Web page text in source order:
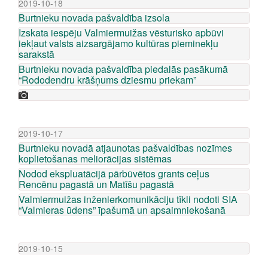
2019-10-18
Burtnieku novada pašvaldība izsola
Izskata iespēju Valmiermuižas vēsturisko apbūvi
iekļaut valsts aizsargājamo kultūras pieminekļu
sarakstā
Burtnieku novada pašvaldība piedalās pasākumā
“Rododendru krāšņums dziesmu priekam”
2019-10-17
Burtnieku novadā atjaunotas pašvaldības nozīmes
koplietošanas meliorācijas sistēmas
Nodod ekspluatācijā pārbūvētos grants ceļus
Rencēnu pagastā un Matīšu pagastā
Valmiermuižas inženierkomunikāciju tīkli nodoti SIA
“Valmieras ūdens” īpašumā un apsaimniekošanā
2019-10-15